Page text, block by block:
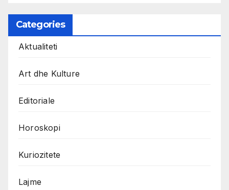
Categories
Aktualiteti
Art dhe Kulture
Editoriale
Horoskopi
Kuriozitete
Lajme